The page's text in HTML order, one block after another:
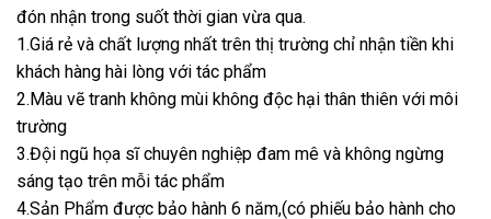
đón nhận trong suốt thời gian vừa qua.
1.Giá rẻ và chất lượng nhất trên thị trường chỉ nhận tiền khi
khách hàng hài lòng với tác phẩm
2.Màu vẽ tranh không mùi không độc hại thân thiên với môi
trường
3.Đội ngũ họa sĩ chuyên nghiệp đam mê và không ngừng
sáng tạo trên mỗi tác phẩm
4.Sản Phẩm được bảo hành 6 năm,(có phiếu bảo hành cho